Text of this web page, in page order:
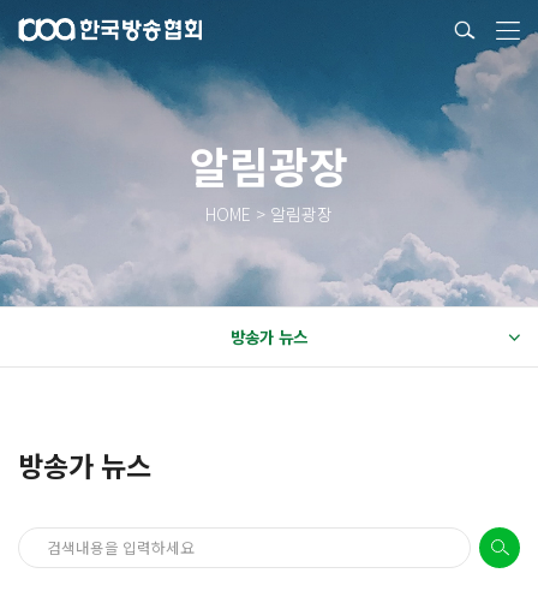
알림광장
HOME > 알림광장
방송가 뉴스
방송가 뉴스